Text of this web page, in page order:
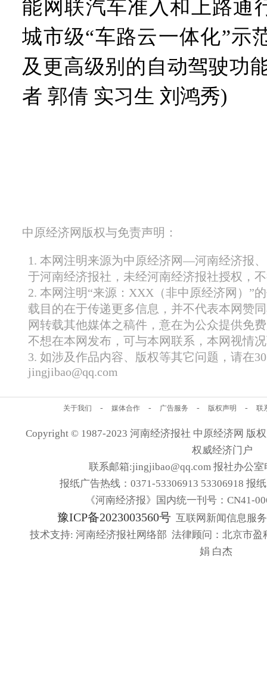
能网联汽车准入和上路通
城市级“车路云一体化”示
及更高级别的自动驾驶功
者 郭倩 实习生 刘鸿秀)
中原经济网版权与免责声明：
1. 本网注明来源为中原经济网—河南经济报
于河南经济报社，未经河南经济报社授权，
2. 本网注明“来源：XXX（非中原经济网）”
载目的在于传递更多信息，并不代表本网赞
网转载其他媒体之稿件，意在为公众提供免
不想在本网发布，可与本网联系，本网视情
3. 如涉及作品内容、版权等其它问题，请在
jingjibao@qq.com
关于我们 - 媒体合作 - 广告服务 - 版权声明 - 联
Copyright © 1987-2023 河南经济报社 中原经济网 版
权威经济门户
联系邮箱:jingjibao@qq.com 报社办公
报纸广告热线：0371-53306913 53306918 报
《河南经济报》国内统一刊号：CN41-
豫ICP备2023003560号 互联网新闻信息服
技术支持: 河南经济报社网络部 法律顾问：北京市
娟 白杰